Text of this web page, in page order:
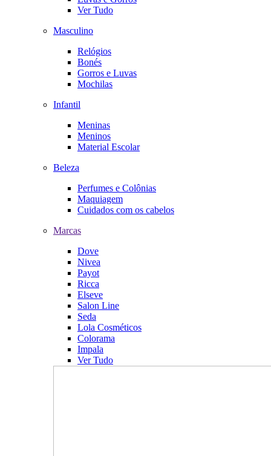
Ver Tudo
Masculino
Relógios
Bonés
Gorros e Luvas
Mochilas
Infantil
Meninas
Meninos
Material Escolar
Beleza
Perfumes e Colônias
Maquiagem
Cuidados com os cabelos
Marcas
Dove
Nivea
Payot
Ricca
Elseve
Salon Line
Seda
Lola Cosméticos
Colorama
Impala
Ver Tudo